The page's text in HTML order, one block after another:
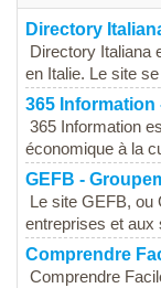
Directory
Directory Italiana
en Italie. Le site
365
365 Information
économique à la
GEFB -
Le site GEFB, ou
entreprises et aux
Comprendre
Comprendre